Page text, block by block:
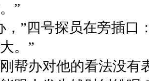
”
四号探员在旁插口
。”
办对他的看法没有